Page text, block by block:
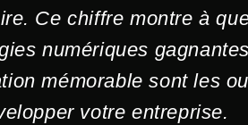
Ce chiffre montre à
numériques
mémorable sont les
votre entreprise.